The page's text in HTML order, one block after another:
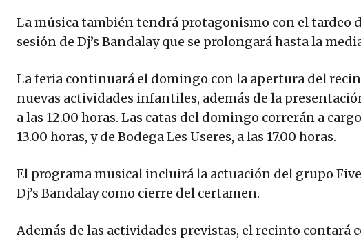
La música también tendrá protagonismo con el tardeo
sesión de Dj’s Bandalay que se prolongará hasta la
La feria continuará el domingo con la apertura del
nuevas actividades infantiles, además de la
a las 12.00 horas. Las catas del domingo correrán a
13.00 horas, y de Bodega Les Useres, a las 17.00 horas.
El programa musical incluirá la actuación del grupo
Dj’s Bandalay como cierre del certamen.
Además de las actividades previstas, el recinto contará